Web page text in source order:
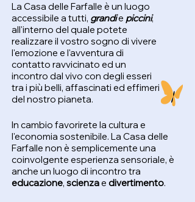
La Casa delle Farfalle è un luogo
accessibile a tutti, grandie piccini,
all'interno del quale potete
realizzare il vostro sogno di vivere
l'emozione e l'avventura di
contatto ravvicinato ed un
incontro dal vivo con degli esseri
tra i più belli, affascinati ed effimeri
del nostro pianeta.
In cambio favorirete la cultura e
l'economia sostenibile. La Casa delle
Farfalle non è semplicemente una
coinvolgente esperienza sensoriale, è
anche un luogo di incontro tra
educazione, scienzae divertimento.